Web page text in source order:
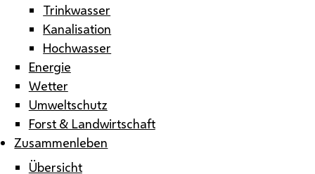
Trinkwasser
Kanalisation
Hochwasser
Energie
Wetter
Umweltschutz
Forst & Landwirtschaft
Zusammenleben
Übersicht